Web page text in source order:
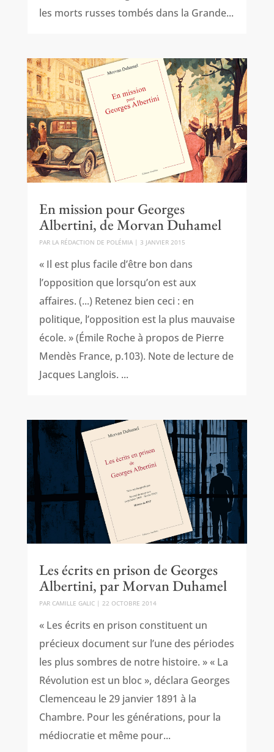
les morts russes tombés dans la Grande...
En mission pour Georges
Albertini, de Morvan Duhamel
PAR LA RÉDACTION DE POLÉMIA| 3 JANVIER 2015
« Il est plus facile d’être bon dans
l’opposition que lorsqu’on est aux
affaires. (...) Retenez bien ceci : en
politique, l’opposition est la plus mauvaise
école. » (Émile Roche à propos de Pierre
Mendès France, p.103). Note de lecture de
Jacques Langlois. ...
Les écrits en prison de Georges
Albertini, par Morvan Duhamel
PAR CAMILLE GALIC| 22 OCTOBRE 2014
« Les écrits en prison constituent un
précieux document sur l’une des périodes
les plus sombres de notre histoire. » « La
Révolution est un bloc », déclara Georges
Clemenceau le 29 janvier 1891 à la
Chambre. Pour les générations, pour la
médiocratie et même pour...